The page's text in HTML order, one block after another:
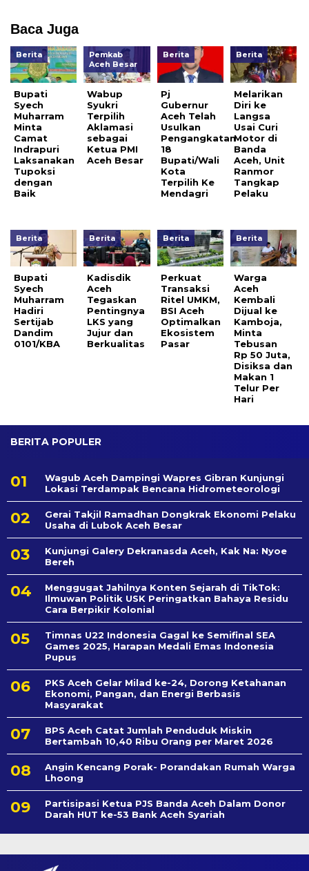
Baca Juga
Berita
Bupati
Syech
Muharram
Minta
Camat
Indrapuri
Laksanakan
Tupoksi
dengan
Baik
Pemkab
Aceh Besar
Wabup
Syukri
Terpilih
Aklamasi
sebagai
Ketua PMI
Aceh Besar
Berita
Pj
Gubernur
Aceh Telah
Usulkan
Pengangkatan
18
Bupati/Wali
Kota
Terpilih Ke
Mendagri
Berita
Melarikan
Diri ke
Langsa
Usai Curi
Motor di
Banda
Aceh, Unit
Ranmor
Tangkap
Pelaku
Berita
Bupati
Syech
Muharram
Hadiri
Sertijab
Dandim
0101/KBA
Berita
Kadisdik
Aceh
Tegaskan
Pentingnya
LKS yang
Jujur dan
Berkualitas
Berita
Perkuat
Transaksi
Ritel UMKM,
BSI Aceh
Optimalkan
Ekosistem
Pasar
Berita
Warga
Aceh
Kembali
Dijual ke
Kamboja,
Minta
Tebusan
Rp 50 Juta,
Disiksa dan
Makan 1
Telur Per
Hari
BERITA POPULER
Wagub Aceh Dampingi Wapres Gibran Kunjungi
Lokasi Terdampak Bencana Hidrometeorologi
Gerai Takjil Ramadhan Dongkrak Ekonomi Pelaku
Usaha di Lubok Aceh Besar
Kunjungi Galery Dekranasda Aceh, Kak Na: Nyoe
Bereh
Menggugat Jahilnya Konten Sejarah di TikTok:
Ilmuwan Politik USK Peringatkan Bahaya Residu
Cara Berpikir Kolonial
Timnas U22 Indonesia Gagal ke Semifinal SEA
Games 2025, Harapan Medali Emas Indonesia
Pupus
PKS Aceh Gelar Milad ke-24, Dorong Ketahanan
Ekonomi, Pangan, dan Energi Berbasis
Masyarakat
BPS Aceh Catat Jumlah Penduduk Miskin
Bertambah 10,40 Ribu Orang per Maret 2026
Angin Kencang Porak- Porandakan Rumah Warga
Lhoong
Partisipasi Ketua PJS Banda Aceh Dalam Donor
Darah HUT ke-53 Bank Aceh Syariah